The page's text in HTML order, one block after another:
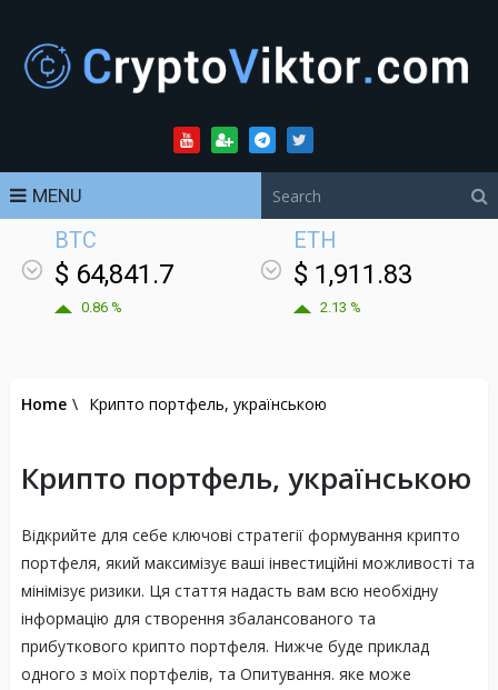
MENU
BTC
$ 64,841.7
0.86 %
ETH
$ 1,911.83
2.13 %
Home \ Крипто портфель, українською
Крипто портфель, українською
Відкрийте для себе ключові стратегії формування крипто
портфеля, який максимізує ваші інвестиційні можливості та
мінімізує ризики. Ця стаття надасть вам всю необхідну
інформацію для створення збалансованого та
прибуткового крипто портфеля. Нижче буде приклад
одного з моїх портфелів, та Опитування. яке може